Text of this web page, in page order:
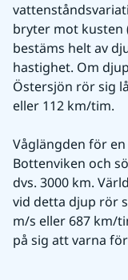
bryter mot kusten
bestäms helt av
hastighet. Om
Östersjön rör sig
eller 112 km/tim.
Våglängden för
Bottenviken och
dvs. 3000 km.
vid detta djup rör
m/s eller 687 km/
på sig att varna